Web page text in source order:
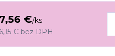
7,56 €/ks
6,15 € bez DPH